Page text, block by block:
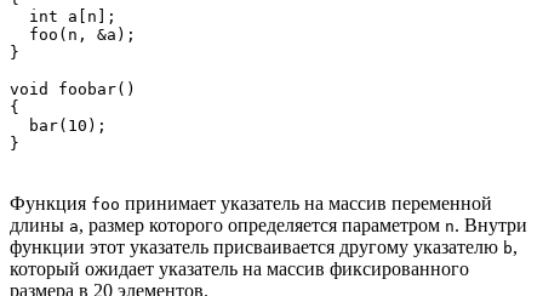
  int a[n];
  foo(n, &a);
}
void foobar()
{
  bar(10);
Функция foo принимает указатель на массив переменной
длины a, размер которого определяется параметром n. Внутри
функции этот указатель присваивается другому указателю b,
который ожидает указатель на массив фиксированного
размера в 20 элементов.